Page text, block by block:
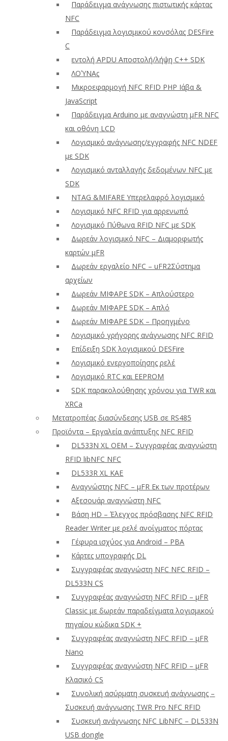
Παράδειγμα ανάγνωσης πιστωτικής κάρτας
NFC
Παράδειγμα λογισμικού κονσόλας DESFire
C
εντολή APDU Αποστολή/λήψη C++ SDK
ΛΟΎΝΑς
Μικροεφαρμογή NFC RFID PHP Ιάβα &
JavaScript
Παράδειγμα Arduino με αναγνώστη μFR NFC
και οθόνη LCD
Λογισμικό ανάγνωσης/εγγραφής NFC NDEF
με SDK
Λογισμικό ανταλλαγής δεδομένων NFC με
SDK
NTAG &MIFARE Υπερελαφρό λογισμικό
Λογισμικό NFC RFID για αρρενωπό
Λογισμικό Πύθωνα RFID NFC με SDK
Δωρεάν λογισμικό NFC – Διαμορφωτής
καρτών μFR
Δωρεάν εργαλείο NFC – uFR2Σύστημα
αρχείων
Δωρεάν ΜΙΦΑΡΕ SDK – Απλούστερο
Δωρεάν ΜΙΦΑΡΕ SDK – Απλό
Δωρεάν ΜΙΦΑΡΕ SDK – Προηγμένο
Λογισμικό γρήγορης ανάγνωσης NFC RFID
Επίδειξη SDK λογισμικού DESFire
Λογισμικό ενεργοποίησης ρελέ
Λογισμικό RTC και EEPROM
SDK παρακολούθησης χρόνου για TWR και
XRCa
Μετατροπέας διασύνδεσης USB σε RS485
Προϊόντα – Εργαλεία ανάπτυξης NFC RFID
DL533N XL OEM – Συγγραφέας αναγνώστη
RFID libNFC NFC
DL533R XL ΚΑΕ
Αναγνώστης NFC – μFR Εκ των προτέρων
Αξεσουάρ αναγνώστη NFC
Βάση HD – Έλεγχος πρόσβασης NFC RFID
Reader Writer με ρελέ ανοίγματος πόρτας
Γέφυρα ισχύος για Android – PBA
Κάρτες υπογραφής DL
Συγγραφέας αναγνώστη NFC NFC RFID –
DL533N CS
Συγγραφέας αναγνώστη NFC RFID – μFR
Classic με δωρεάν παραδείγματα λογισμικού
πηγαίου κώδικα SDK +
Συγγραφέας αναγνώστη NFC RFID – μFR
Nano
Συγγραφέας αναγνώστη NFC RFID – μFR
Κλασικό CS
Συνολική ασύρματη συσκευή ανάγνωσης –
Συσκευή ανάγνωσης TWR Pro NFC RFID
Συσκευή ανάγνωσης NFC LibNFC – DL533N
USB dongle